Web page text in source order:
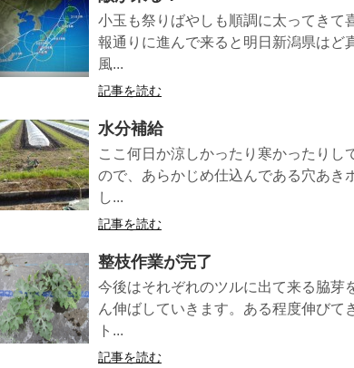
小玉も祭りばやしも順調に太ってきて
報通りに進んで来ると明日新潟県はど
風...
記事を読む
水分補給
ここ何日か涼しかったり寒かったりし
ので、あらかじめ仕込んである穴あき
し...
記事を読む
整枝作業が完了
今後はそれぞれのツルに出て来る脇芽
ん伸ばしていきます。ある程度伸びて
ト...
記事を読む